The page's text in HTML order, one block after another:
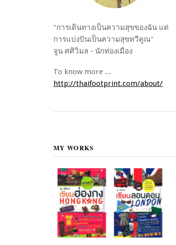
"การเดินทางเป็นความสุขของฉัน แต่
การแบ่งปันเป็นความสุขทวีคูณ"
จูน ศศิวิมล - นักท่องเมือง
To know more ...
http://thaifootprint.com/about/
MY WORKS